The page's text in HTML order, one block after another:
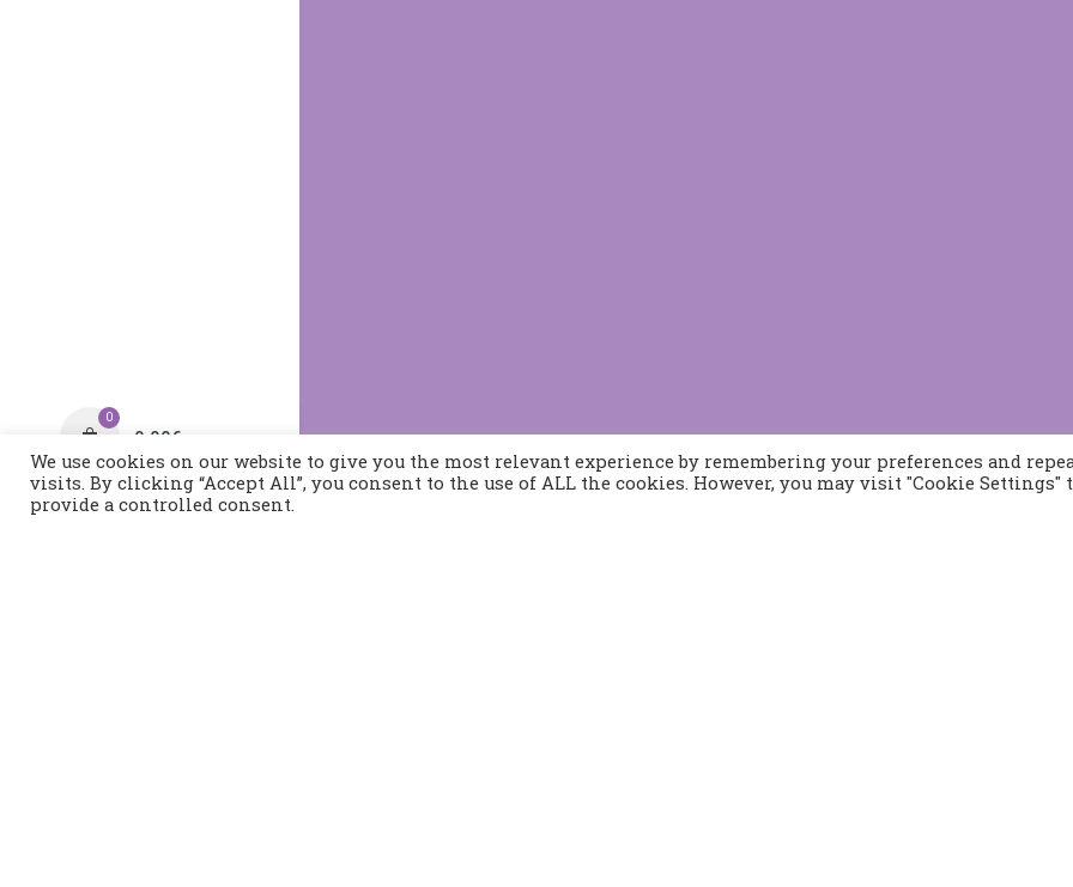
0,00€
0
We use cookies on our website to give you the most relevant experience by remembering your preferences and
visits. By clicking “Accept All”, you consent to the use of ALL the cookies. However, you may visit "Cookie Settings"
provide a controlled consent.